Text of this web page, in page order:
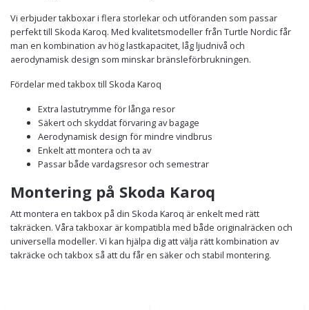
Vi erbjuder takboxar i flera storlekar och utföranden som passar
perfekt till Skoda Karoq. Med kvalitetsmodeller från Turtle Nordic får
man en kombination av hög lastkapacitet, låg ljudnivå och
aerodynamisk design som minskar bränsleförbrukningen.
Fördelar med takbox till Skoda Karoq
Extra lastutrymme för långa resor
Säkert och skyddat förvaring av bagage
Aerodynamisk design för mindre vindbrus
Enkelt att montera och ta av
Passar både vardagsresor och semestrar
Montering på Skoda Karoq
Att montera en takbox på din Skoda Karoq är enkelt med rätt
takräcken. Våra takboxar är kompatibla med både originalräcken och
universella modeller. Vi kan hjälpa dig att välja rätt kombination av
takräcke och takbox så att du får en säker och stabil montering.